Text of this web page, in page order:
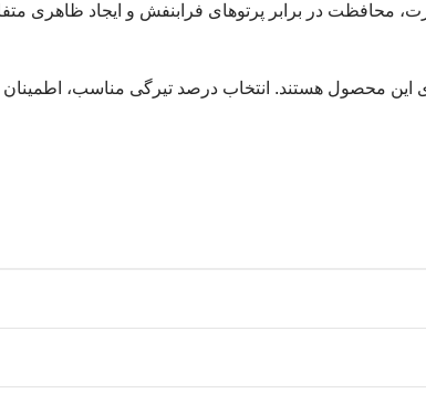
در برابر پرتوهای فرابنفش و ایجاد ظاهری
محصول هستند. انتخاب درصد تیرگی مناسب،